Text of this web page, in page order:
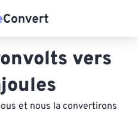
vers
et nous la convertirons